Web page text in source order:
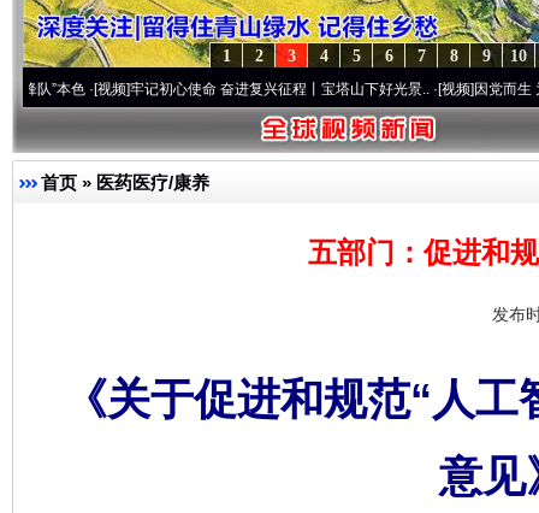
10
9
8
7
6
5
4
3
2
1
·[视频]牢记初心使命 奋进复兴征程丨宝塔山下好光景..·[视频]因党而生 为党而战
首页 » 医药医疗/康养
五部门：促进和
发布
《关于促进和规范“人
意见